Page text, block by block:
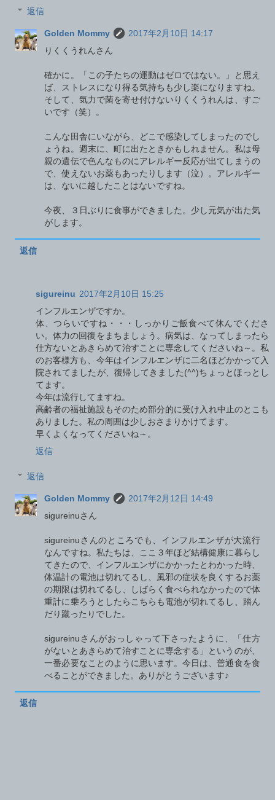
返信
Golden Mommy
2017年2月10日 14:17
りくくうれんさん
確かに。「この子たちの運動はゼロではない。」と思え
ば、ストレスになり得る気持ちも少し楽になりますね。
そして、気力で菌を寄せ付けないりくくうれんは、すご
いです（笑）。
こんな田舎にいながら、どこで感染してしまったのでし
ょうね。週末に、町に出たときかもしれません。私は母
親の遺伝で色んなものにアレルギー反応が出てしまうの
で、使えないお薬もあったりします（泣）。アレルギー
は、ないに越したことはないですね。
今夜、３日ぶりに食事ができました。少し元気が出た気
がします。
返信
sigureinu 2017年2月10日 15:25
インフルエンザですか。
体、つらいですね・・・しっかりご飯食べて休んでくださ
い。体力の回復をまちましょう。病気は、なってしまったら
仕方ないとあきらめて治すことに専念してくださいね～。私
のお客様方も、今年はインフルエンザに二名ほどかかって入
院されてましたが、復帰してきました(^^)ちょっとほっとし
てます。
今年は流行してますね。
高齢者の福祉施設もそのため部分的に受け入れ中止のとこも
ありました。私の周囲は少しおさまりかけてます。
早くよくなってくださいね～。
返信
返信
Golden Mommy
2017年2月12日 14:49
sigureinuさん
sigureinuさんのところでも、インフルエンザが大流行
なんですね。私たちは、ここ３年ほど結構健康に暮らし
てきたので、インフルエンザにかかったとわかった時、
体温計の電池は切れてるし、風邪の症状を良くするお薬
の期限は切れてるし、しばらく食べられなかったので体
重計に乗ろうとしたらこちらも電池が切れてるし、踏ん
だり蹴ったりでした。
sigureinuさんがおっしゃって下さったように、「仕方
がないとあきらめて治すことに専念する」というのが、
一番必要なことのように思います。今日は、普通食を食
べることができました。ありがとうございます♪
返信